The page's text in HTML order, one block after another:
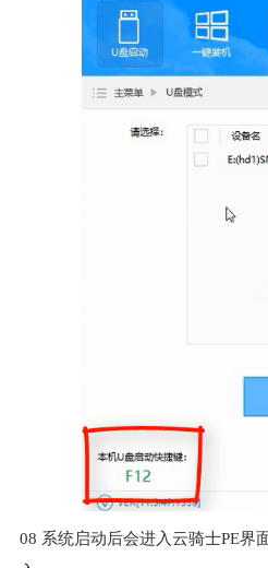
08 系统启动后会进入云骑士PE界